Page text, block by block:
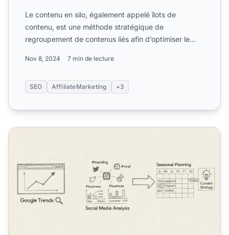
Le contenu en silo, également appelé îlots de
contenu, est une méthode stratégique de
regroupement de contenus liés afin d’optimiser le
Nov 8, 2024 7 min de lecture
SEO AffiliateMarketing +3
Qu'est-ce qui fait qu'un contenu de marketing d'affiliation